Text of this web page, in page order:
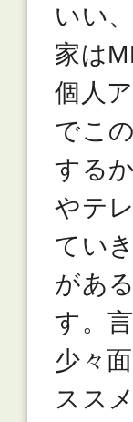
いい
家は
個人
でこ
する
やテ
てい
があ
す。
少々
スス